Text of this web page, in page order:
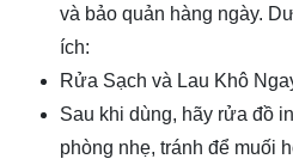
và bảo quản hàng ngày.
ích:
Rửa Sạch và Lau Khô
Sau khi dùng, hãy rửa đồ
phòng nhẹ, tránh để muối